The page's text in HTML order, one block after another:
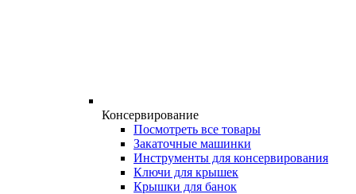
Консервирование
Посмотреть все товары
Закаточные машинки
Инструменты для консервирования
Ключи для крышек
Крышки для банок